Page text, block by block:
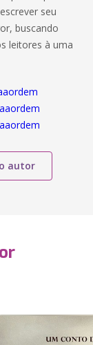
seu
buscando
leitores à uma
autor